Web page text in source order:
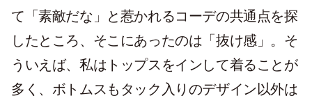
て「素敵だな」と惹かれるコーデの共通点を探
したところ、そこにあったのは「抜け感」。そ
ういえば、私はトップスをインして着ることが
多く、ボトムスもタック入りのデザイン以外は